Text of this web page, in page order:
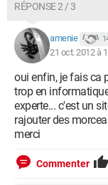
RÉPONSE 2 / 3
amenie
21 oct. 2012 à
oui enfin, je fais ca
trop en
experte... c'est un
rajouter des
merci
Commenter